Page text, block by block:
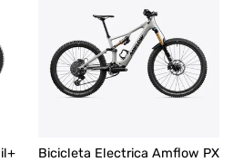
Bicicleta Electrica Amflow PX